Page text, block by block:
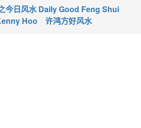
今日风水 Daily Good Feng Shui
Hoo 许鸿方好风水